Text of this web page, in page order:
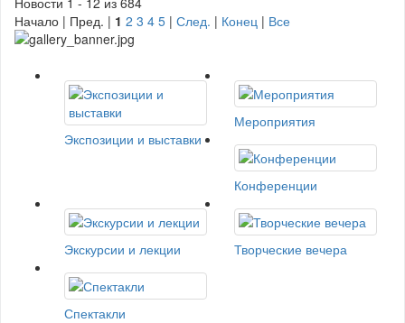
Начало | Пред. | 1 2 3 4 5 | След. | Конец | Все
Экспозиции и выставки
Мероприятия
Конференции
Экскурсии и лекции Творческие вечера
Спектакли